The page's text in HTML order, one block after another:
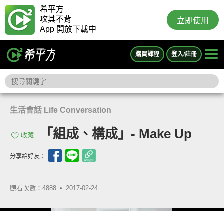
希平方
攻其不背
App 開放下載中
立即使用
購買課程 登入/註冊
生活會話 Life Conversation
收藏 「組成、構成」- Make Up
分享給好友：
觀看次數：4888 • 2017-02-24